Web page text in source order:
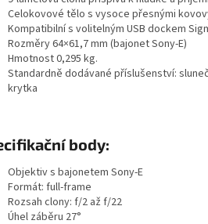
Celokovové tělo s vysoce přesnými
Kompatibilní s volitelným USB dockem
Rozměry 64×61,7 mm (bajonet Sony-E)
Hmotnost 0,295 kg.
Standardně dodávané příslušenství:
krytka
body:
Objektiv s bajonetem Sony-E
Formát: full-frame
Rozsah clony: f/2 až f/22
Úhel záběru 27°